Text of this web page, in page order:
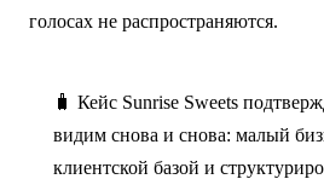
голосах не распространяются.
🧳 Кейс Sunrise Sweets
видим снова и снова: малый
клиентской базой и